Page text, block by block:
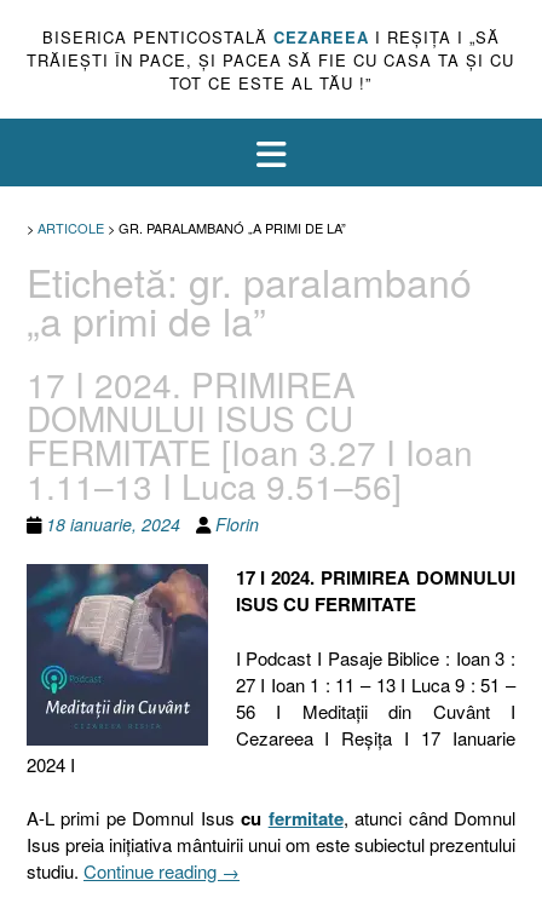
BISERICA PENTICOSTALĂ CEZAREEA I REŞIŢA I „SĂ
TRĂIEŞTI ÎN PACE, ŞI PACEA SĂ FIE CU CASA TA ŞI CU
TOT CE ESTE AL TĂU !”
> ARTICOLE > GR. PARALAMBANÓ „A PRIMI DE LA”
Etichetă: gr. paralambanó
„a primi de la”
17 I 2024. PRIMIREA
DOMNULUI ISUS CU
FERMITATE [Ioan 3.27 I Ioan
1.11–13 I Luca 9.51–56]
18 ianuarie, 2024 Florin
17 I 2024. PRIMIREA DOMNULUI
ISUS CU FERMITATE
I Podcast I Pasaje Biblice : Ioan 3 :
27 I Ioan 1 : 11 – 13 I Luca 9 : 51 –
56 I Meditaţii din Cuvânt I
Cezareea I Reşiţa I 17 Ianuarie
2024 I
A-L primi pe Domnul Isuscu fermitate, atunci când Domnul
Isus preia inițiativa mântuirii unui om este subiectul prezentului
studiu. Continue reading „17
→